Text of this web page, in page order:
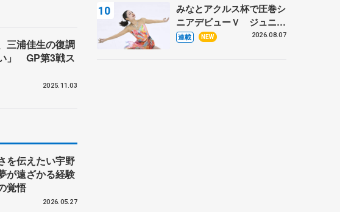
三浦佳生の復調
」 GP第3戦ス
2025.11.03
を伝えたい宇野
が遠ざかる経験
覚悟
2026.05.27
みなとアクルス杯で圧巻シ
ニアデビューＶ ジュニア
で４シーズン無敗の島田麻
連載 NEW 2026.08.07